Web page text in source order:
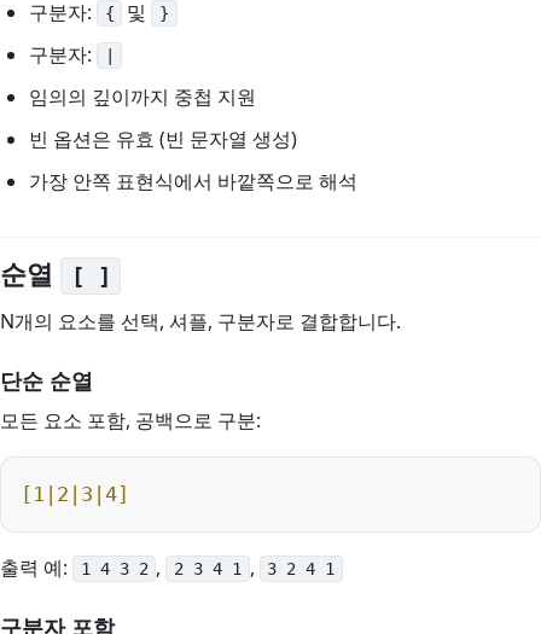
구분자: { 및 }
구분자:
임의의 깊이까지 중첩 지원
빈 옵션은 유효 (빈 문자열 생성)
가장 안쪽 표현식에서 바깥쪽으로 해석
순열 [ ]
N개의 요소를 선택, 셔플, 구분자로 결합합니다.
단순 순열
모든 요소 포함, 공백으로 구분:
[1|2|3|4]
출력 예: 1 4 3 2 , 2 3 4 1 , 3 2 4 1
구분자 포함